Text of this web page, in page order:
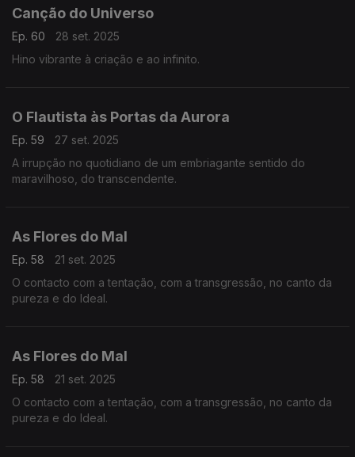
Canção do Universo
Ep. 60
28 set. 2025
Hino vibrante à criação e ao infinito.
O Flautista às Portas da Aurora
Ep. 59
27 set. 2025
A irrupção no quotidiano de um embriagante sentido do
maravilhoso, do transcendente.
As Flores do Mal
Ep. 58
21 set. 2025
O contacto com a tentação, com a transgressão, no canto da
pureza e do Ideal.
As Flores do Mal
Ep. 58
21 set. 2025
O contacto com a tentação, com a transgressão, no canto da
pureza e do Ideal.